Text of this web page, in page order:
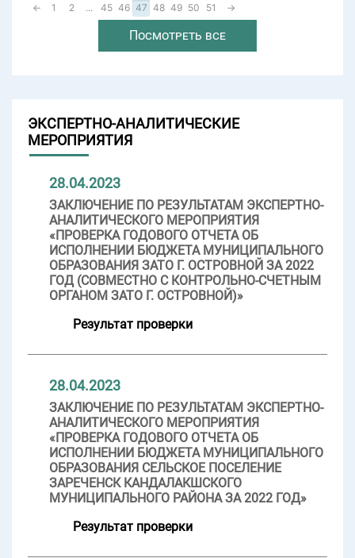
← 1 2 ... 45 46 47 48 49 50 51 →
Посмотреть все
ЭКСПЕРТНО-АНАЛИТИЧЕСКИЕ
МЕРОПРИЯТИЯ
28.04.2023
ЗАКЛЮЧЕНИЕ ПО РЕЗУЛЬТАТАМ ЭКСПЕРТНО-
АНАЛИТИЧЕСКОГО МЕРОПРИЯТИЯ
«ПРОВЕРКА ГОДОВОГО ОТЧЕТА ОБ
ИСПОЛНЕНИИ БЮДЖЕТА МУНИЦИПАЛЬНОГО
ОБРАЗОВАНИЯ ЗАТО Г. ОСТРОВНОЙ ЗА 2022
ГОД (СОВМЕСТНО С КОНТРОЛЬНО-СЧЕТНЫМ
ОРГАНОМ ЗАТО Г. ОСТРОВНОЙ)»
Результат проверки
28.04.2023
ЗАКЛЮЧЕНИЕ ПО РЕЗУЛЬТАТАМ ЭКСПЕРТНО-
АНАЛИТИЧЕСКОГО МЕРОПРИЯТИЯ
«ПРОВЕРКА ГОДОВОГО ОТЧЕТА ОБ
ИСПОЛНЕНИИ БЮДЖЕТА МУНИЦИПАЛЬНОГО
ОБРАЗОВАНИЯ СЕЛЬСКОЕ ПОСЕЛЕНИЕ
ЗАРЕЧЕНСК КАНДАЛАКШСКОГО
МУНИЦИПАЛЬНОГО РАЙОНА ЗА 2022 ГОД»
Результат проверки